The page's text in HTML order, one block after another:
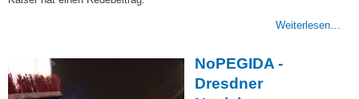
Weiterlesen…
NoPEGIDA -
Dresdner